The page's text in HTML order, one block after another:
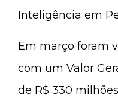
Inteligência em
Em março foram
com um Valor
de R$ 330